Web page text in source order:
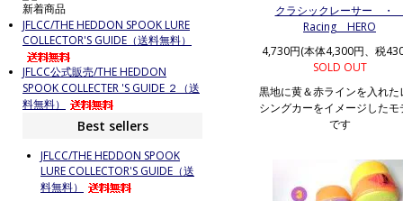
クラシックレーサー
Racing HERO
4,730円(本体4,300円、税
SOLD OUT
黒地に黄＆赤ラインを入れた
シングカーをイメージしたモ
です
新着商品
JFLCC/THE HEDDON SPOOK LURE
COLLECTOR'S GUIDE（送料無料）
JFLCC公式販売/THE HEDDON
SPOOK COLLECTER 'S GUIDE ２（送
料無料）
Best sellers
JFLCC/THE HEDDON SPOOK
LURE COLLECTOR'S GUIDE（送
料無料）